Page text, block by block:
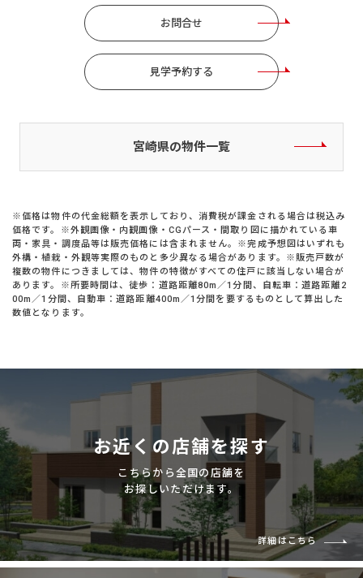
お問合せ
見学予約する
宮崎県の物件一覧
※価格は物件の代金総額を表示しており、消費税が課金される場合は税込み
価格です。※外観画像・内観画像・CGパース・間取り図に描かれている車
両・家具・調度品等は販売価格には含まれません。※完成予想図はいずれも
外構・植栽・外観等実際のものと多少異なる場合があります。※販売戸数が
複数の物件につきましては、物件の特徴がすべての住戸に該当しない場合が
あります。※所要時間は、徒歩：道路距離80m／1分間、自転車：道路距離2
00m／1分間、自動車：道路距離400m／1分間を要するものとして算出した
数値となります。
お近くの店舗を探す
こちらから全国の店舗を
お探しいただけます。
詳細はこちら